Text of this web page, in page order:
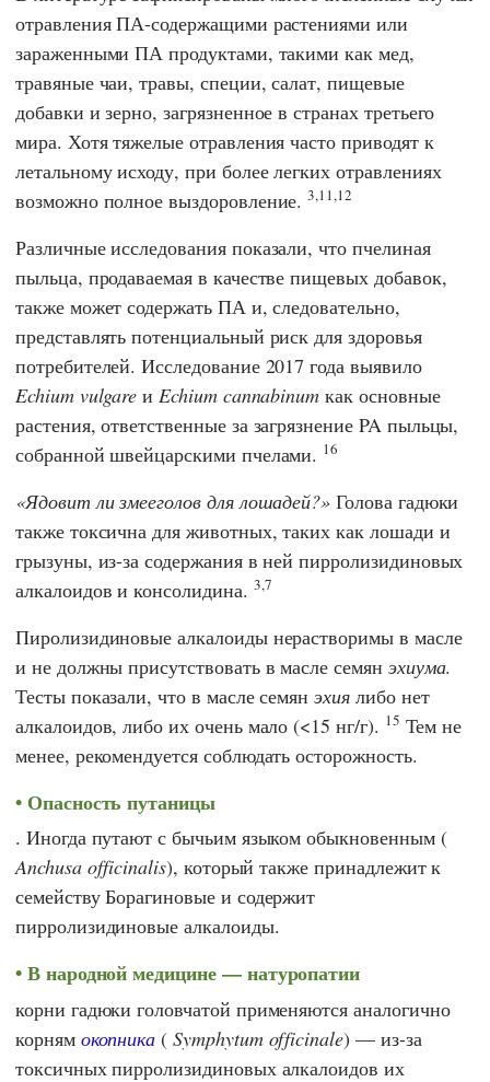
отравления ПА-содержащими растениями или
зараженными ПА продуктами, такими как мед,
травяные чаи, травы, специи, салат, пищевые
добавки и зерно, загрязненное в странах третьего
мира. Хотя тяжелые отравления часто приводят к
летальному исходу, при более легких отравлениях
возможно полное выздоровление.3,11,12
Различные исследования показали, что пчелиная
пыльца, продаваемая в качестве пищевых добавок,
также может содержать ПА и, следовательно,
представлять потенциальный риск для здоровья
потребителей. Исследование 2017 года выявило
Echium vulgare и Echium cannabinum как основные
растения, ответственные за загрязнение PA пыльцы,
собранной швейцарскими пчелами. 16
Ядовит ли змееголов для лошадей? Голова гадюки
также токсична для животных, таких как лошади и
грызуны, из-за содержания в ней пирролизидиновых
алкалоидов и консолидина. 3,7
Пиролизидиновые алкалоиды нерастворимы в масле
и не должны присутствовать в масле семян эхиума.
Тесты показали, что в масле семянэхиялибо нет
алкалоидов, либо их очень мало (<15 нг/г). 15 Тем не
менее, рекомендуется соблюдать осторожность.
Опасность путаницы
. Иногда путают с бычьим языком обыкновенным (
Anchusa officinalis), который также принадлежит к
семейству Борагиновые и содержит
пирролизидиновые алкалоиды.
В народной медицине — натуропатии
корни гадюки головчатой применяются аналогично
корням окопника (Symphytum officinale) — из-за
токсичных пирролизидиновых алкалоидов их